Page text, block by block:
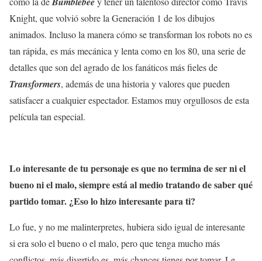
Knight, que volvió sobre la Generación 1 de los dibujos
animados. Incluso la manera cómo se transforman los robots no es
tan rápida, es más mecánica y lenta como en los 80, una serie de
detalles que son del agrado de los fanáticos más fieles de
Transformers, además de una historia y valores que pueden
satisfacer a cualquier espectador. Estamos muy orgullosos de esta
película tan especial.
Lo interesante de tu personaje es que no termina de ser ni el
bueno ni el malo, siempre está al medio tratando de saber qué
partido tomar. ¿Eso lo hizo interesante para ti?
Lo fue, y no me malinterpretes, hubiera sido igual de interesante
si era solo el bueno o el malo, pero que tenga mucho más